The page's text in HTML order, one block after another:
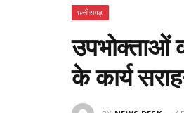
छत्तीसगढ़
उपभोक्ताओं
के कार्य